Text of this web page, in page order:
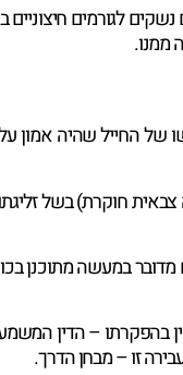
לגורמים
ממנו.
החייל שהיה אמון
חוקרת) בשל
במעשה מתוכנן
– הדין
זו – מבחן הדרך.